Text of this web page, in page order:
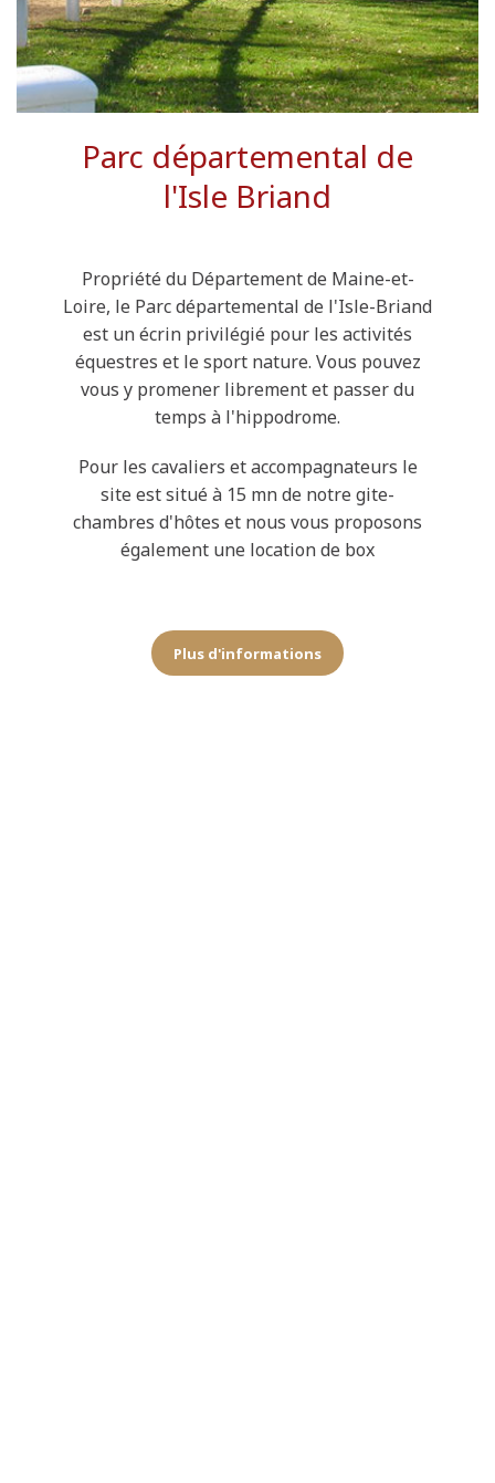
Parc départemental de
l'Isle Briand
Propriété du Département de Maine-et-
Loire, le Parc départemental de l'Isle-Briand
est un écrin privilégié pour les activités
équestres et le sport nature. Vous pouvez
vous y promener librement et passer du
temps à l'hippodrome.
Pour les cavaliers et accompagnateurs le
site est situé à 15 mn de notre gite-
chambres d'hôtes et nous vous proposons
également une location de box
Plus d'informations